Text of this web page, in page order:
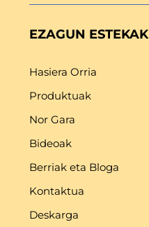
EZAGUN ESTEKAK
Hasiera Orria
Produktuak
Nor Gara
Bideoak
Berriak eta Bloga
Kontaktua
Deskarga